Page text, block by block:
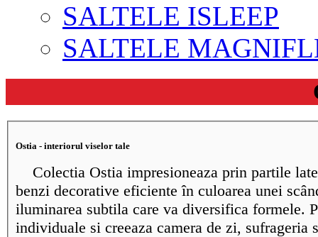
SALTELE ISLEEP
SALTELE
Ostia - interiorul viselor tale
Colectia Ostia impresioneaza prin partile
benzi decorative eficiente în culoarea unei
iluminarea subtila care va diversifica formele.
individuale si creeaza camera de zi,